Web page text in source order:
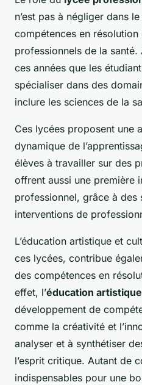
n’est pas à négliger dans
compétences en
professionnels de la santé.
ces années que les
spécialiser dans des
inclure les sciences de la
Ces lycées proposent une
dynamique de
élèves à travailler sur des
offrent aussi une première
professionnel, grâce à des
interventions de
L’éducation artistique et
ces lycées, contribue
des compétences en
effet, l’éducation artistique
développement de
comme la créativité et
analyser et à synthétiser
l’esprit critique. Autant de
indispensables pour une